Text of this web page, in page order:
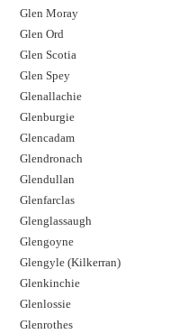
Glen Moray
Glen Ord
Glen Scotia
Glen Spey
Glenallachie
Glenburgie
Glencadam
Glendronach
Glendullan
Glenfarclas
Glenglassaugh
Glengoyne
Glengyle (Kilkerran)
Glenkinchie
Glenlossie
Glenrothes